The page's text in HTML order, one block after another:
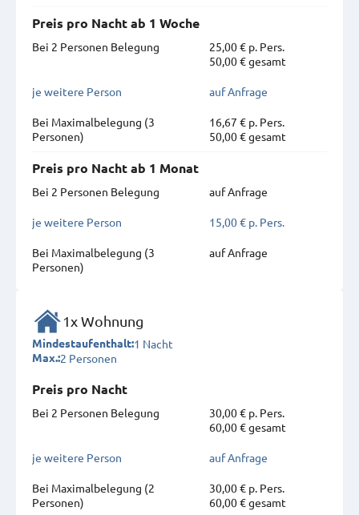
Preis pro Nacht ab 1 Woche
Bei 2 Personen Belegung
25,00 € p. Pers.
50,00 € gesamt
je weitere Person auf Anfrage
Bei Maximal­belegung (3
Personen)
16,67 € p. Pers.
50,00 € gesamt
Preis pro Nacht ab 1 Monat
Bei 2 Personen Belegung
auf Anfrage
je weitere Person 15,00 € p. Pers.
Bei Maximal­belegung (3
Personen)
auf Anfrage
1x Wohnung
Mindestaufenthalt:1 Nacht
Max.:2 Personen
Preis pro Nacht
Bei 2 Personen Belegung
30,00 € p. Pers.
60,00 € gesamt
je weitere Person auf Anfrage
Bei Maximal­belegung (2
Personen)
30,00 € p. Pers.
60,00 € gesamt